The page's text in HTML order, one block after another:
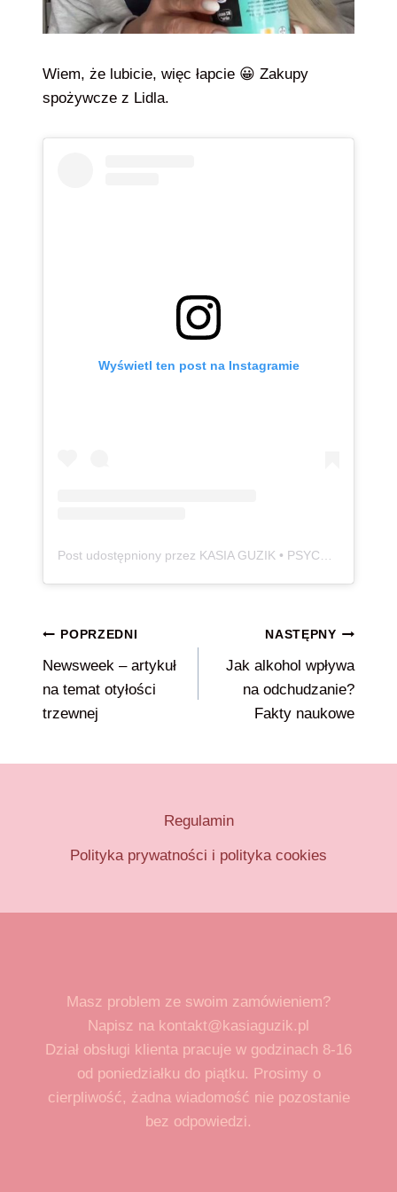
Wiem, że lubicie, więc łapcie 😀 Zakupy
spożywcze z Lidla.
Wyświetl ten post na Instagramie
Nawigacja
wpisu
POPRZEDNI
Newsweek – artykuł
na temat otyłości
trzewnej
NASTĘPNY
Jak alkohol wpływa
na odchudzanie?
Fakty naukowe
Regulamin
Polityka prywatności i polityka cookies
Masz problem ze swoim zamówieniem?
Napisz na kontakt@kasiaguzik.pl
Dział obsługi klienta pracuje w godzinach 8-16
od poniedziałku do piątku. Prosimy o
cierpliwość, żadna wiadomość nie pozostanie
bez odpowiedzi.